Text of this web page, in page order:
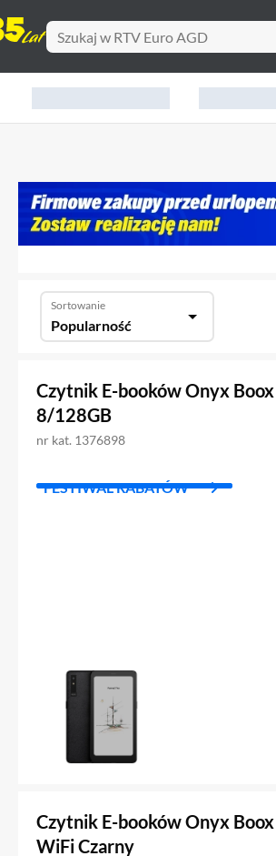
Sortowanie
Popularność
Czytnik E-booków Onyx
8/128GB
nr kat. 1376898
FESTIWAL RABATÓW
Czytnik E-booków Onyx
WiFi Czarny